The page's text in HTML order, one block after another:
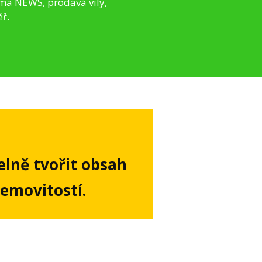
tvořit obsah